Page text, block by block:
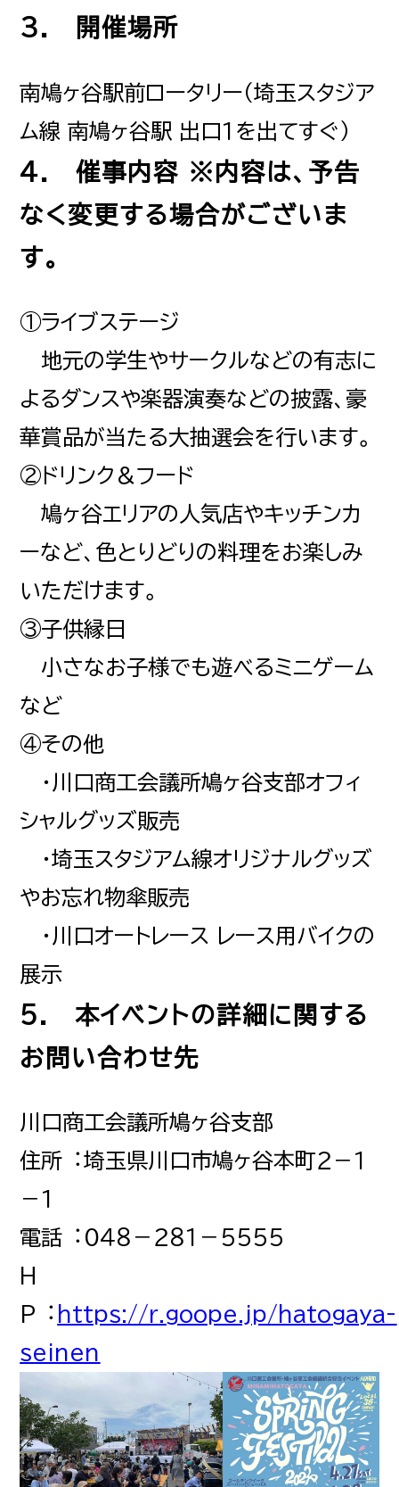
RECRUIT
採用サイト
サイトポリシー
サイトマップ
3. 開催場所
南鳩ヶ谷駅前ロータリー（埼玉スタジア
ム線 南鳩ヶ谷駅 出口１を出てすぐ）
4. 催事内容 ※内容は、予告
なく変更する場合がございま
す。
①ライブステージ
地元の学生やサークルなどの有志に
よるダンスや楽器演奏などの披露、豪
華賞品が当たる大抽選会を行います。
②ドリンク＆フード
鳩ヶ谷エリアの人気店やキッチンカ
ーなど、色とりどりの料理をお楽しみ
いただけます。
③子供縁日
小さなお子様でも遊べるミニゲーム
など
④その他
・川口商工会議所鳩ヶ谷支部オフィ
シャルグッズ販売
・埼玉スタジアム線オリジナルグッズ
やお忘れ物傘販売
・川口オートレース レース用バイクの
展示
5. 本イベントの詳細に関する
お問い合わせ先
川口商工会議所鳩ヶ谷支部
住所︓埼玉県川口市鳩ヶ谷本町２－１
－１
電話︓０４８－２８１－５５５５
H
P︓ https://r.goope.jp/hatogaya-
seinen